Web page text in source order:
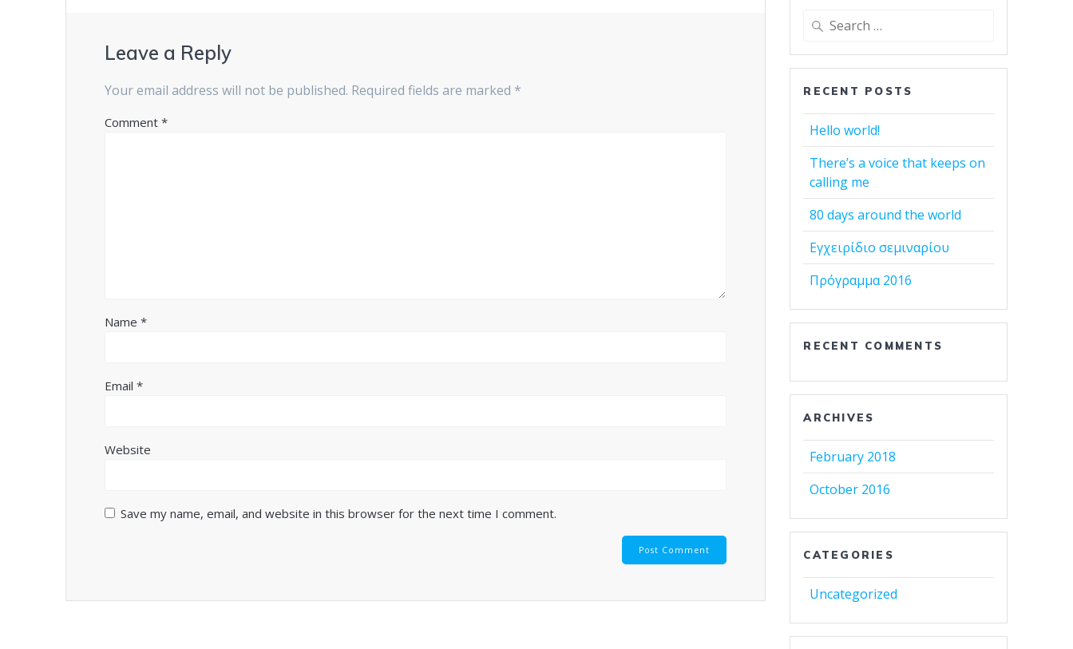
Leave a Reply
Your email address will not be published. Required fields are marked *
Comment*
Name*
Email*
Website
Save my name, email, and website in this browser for the next time I comment.
Search
RECENT POSTS
Hello world!
There’s a voice that keeps on
calling me
80 days around the world
Εγχειρίδιο σεμιναρίου
Πρόγραμμα 2016
RECENT COMMENTS
ARCHIVES
February 2018
October 2016
CATEGORIES
Uncategorized